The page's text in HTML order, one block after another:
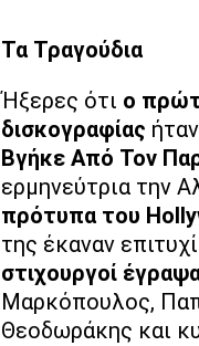
Τα Τραγούδια
Ήξερες ότι ο
δισκογραφίας
Βγήκε Από Τον
ερμηνεύτρια την
πρότυπα του
της έκαναν
στιχουργοί
Μαρκόπουλος,
Θεοδωράκης και